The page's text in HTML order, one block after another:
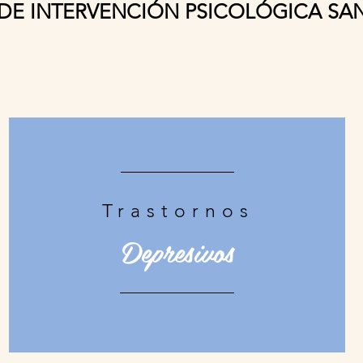
INTERVENCIÓN PSICOLÓGICA
Trastornos
Depresivos